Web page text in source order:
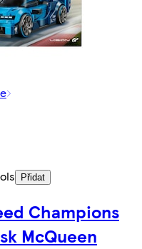
Přidat
Champions
McQueen